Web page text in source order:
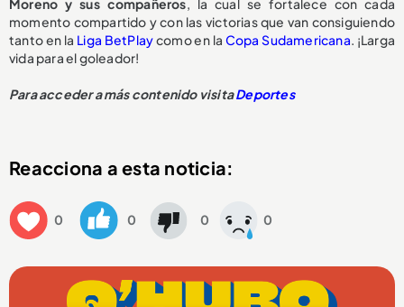
Moreno y sus compañeros, la cual se fortalece con cada
momento compartido y con las victorias que van consiguiendo
tanto en la Liga BetPlaycomo en la Copa Sudamericana. ¡Larga
vida para el goleador!
Para acceder a más contenido visitaDeportes
Reacciona a esta noticia:
0 0 0 0